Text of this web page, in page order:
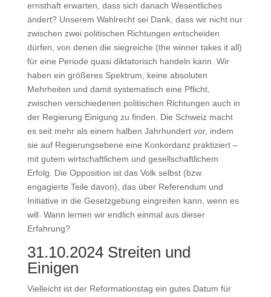
ernsthaft erwarten, dass sich danach Wesentliches
ändert? Unserem Wahlrecht sei Dank, dass wir nicht nur
zwischen zwei politischen Richtungen entscheiden
dürfen, von denen die siegreiche (the winner takes it all)
für eine Periode quasi diktatorisch handeln kann. Wir
haben ein größeres Spektrum, keine absoluten
Mehrheiten und damit systematisch eine Pflicht,
zwischen verschiedenen politischen Richtungen auch in
der Regierung Einigung zu finden. Die Schweiz macht
es seit mehr als einem halben Jahrhundert vor, indem
sie auf Regierungsebene eine Konkordanz praktiziert –
mit gutem wirtschaftlichem und gesellschaftlichem
Erfolg. Die Opposition ist das Volk selbst (bzw.
engagierte Teile davon), das über Referendum und
Initiative in die Gesetzgebung eingreifen kann, wenn es
will. Wann lernen wir endlich einmal aus dieser
Erfahrung?
31.10.2024 Streiten und
Einigen
Vielleicht ist der Reformationstag ein gutes Datum für